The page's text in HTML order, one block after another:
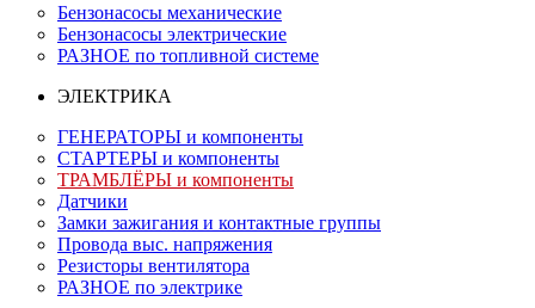
Бензонасосы механические
Бензонасосы электрические
РАЗНОЕ по топливной системе
ЭЛЕКТРИКА
ГЕНЕРАТОРЫ и компоненты
СТАРТЕРЫ и компоненты
ТРАМБЛЁРЫ и компоненты
Датчики
Замки зажигания и контактные группы
Провода выс. напряжения
Резисторы вентилятора
РАЗНОЕ по электрике